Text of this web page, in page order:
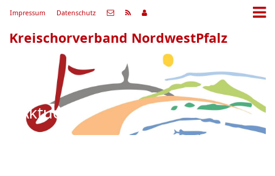
Impressum Datenschutz
Kreischorverband NordwestPfalz
Aktuell